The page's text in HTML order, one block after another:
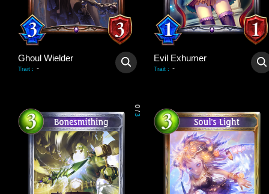
Ghoul Wielder
Trait : -
Evil Exhumer
Trait : -
0
/
3